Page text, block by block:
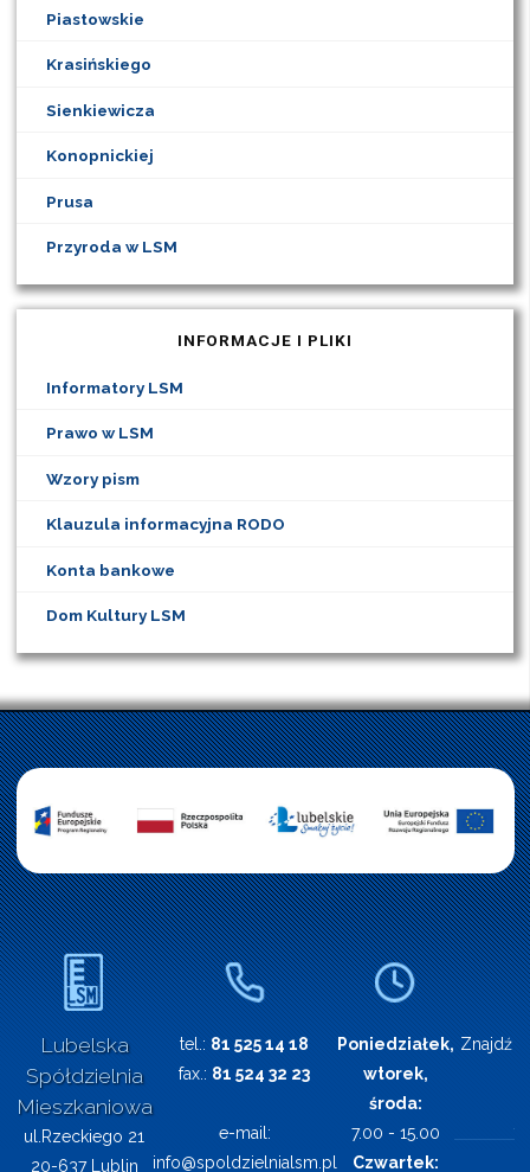
Piastowskie
Krasińskiego
Sienkiewicza
Konopnickiej
Prusa
Przyroda w LSM
INFORMACJE I PLIKI
Informatory LSM
Prawo w LSM
Wzory pism
Klauzula informacyjna RODO
Konta bankowe
Dom Kultury LSM
Lubelska
Spółdzielnia
Mieszkaniowa
ul.Rzeckiego 21
20-637 Lublin
tel.: 81 525 14 18
fax.: 81 524 32 23
e-mail:
info@spoldzielnialsm.pl
Poniedziałek,
wtorek,
środa:
7.00 - 15.00
Czwartek:
Znajdź